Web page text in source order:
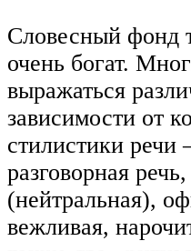
Словесный фонд
очень богат.
выражаться
зависимости от
стилистики речи
разговорная
(нейтральная),
вежливая,